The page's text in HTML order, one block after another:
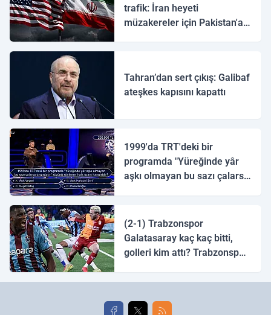
trafik: İran heyeti
müzakereler için Pakistan'a
Tahran’dan sert çıkış: Galibaf
ateşkes kapısını kapattı
1999'da TRT'deki bir
programda "Yüreğinde yâr
aşkı olmayan bu sazı çalarsa
(2-1) Trabzonspor
Galatasaray kaç kaç bitti,
golleri kim attı? Trabzonspor
golleri!